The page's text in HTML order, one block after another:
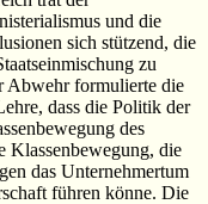
und die
sich stützend, die
zu
Abwehr formulierte die
dass die Politik der
des
Klassenbewegung, die
das Unternehmertum
führen könne. Die